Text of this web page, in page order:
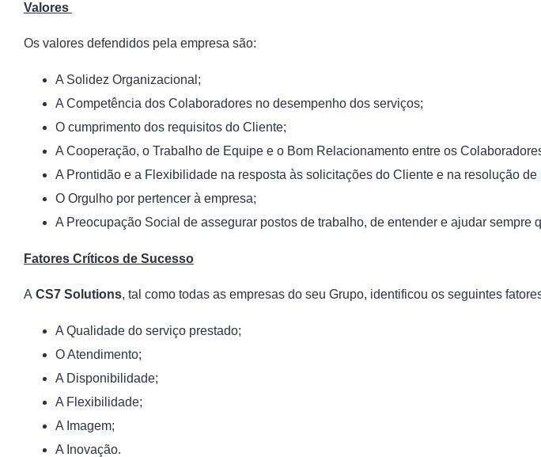
Valores
Os valores defendidos pela empresa são:
A Solidez Organizacional;
A Competência dos Colaboradores no desempenho dos serviços;
O cumprimento dos requisitos do Cliente;
A Cooperação, o Trabalho de Equipe e o Bom Relacionamento entre os
A Prontidão e a Flexibilidade na resposta às solicitações do Cliente e na resolução de
O Orgulho por pertencer à empresa;
A Preocupação Social de assegurar postos de trabalho, de entender e ajudar
Fatores Críticos de Sucesso
A CS7 Solutions, tal como todas as empresas do seu Grupo, identificou os seguintes
A Qualidade do serviço prestado;
O Atendimento;
A Disponibilidade;
A Flexibilidade;
A Imagem;
A Inovação.